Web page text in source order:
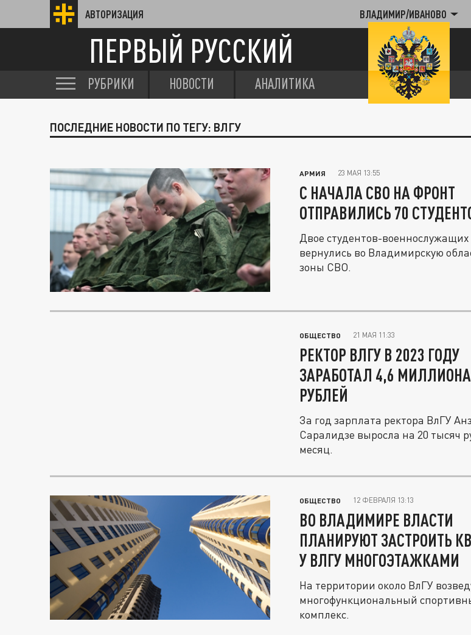
АВТОРИЗАЦИЯ ВЛАДИМИР/ИВАНОВО
ПЕРВЫЙ РУССКИЙ
РУБРИКИ НОВОСТИ АНАЛИТИКА
ПОСЛЕДНИЕ НОВОСТИ ПО ТЕГУ: ВЛГУ
АРМИЯ 23 МАЯ 13:55
С НАЧАЛА СВО НА ФРОНТ
ОТПРАВИЛИСЬ 70
Двое студентов-военнослужащих
вернулись во Владимирскую
зоны СВО.
ОБЩЕСТВО 21 МАЯ 11:33
РЕКТОР ВЛГУ В 2023 ГОДУ
ЗАРАБОТАЛ 4,6 МИЛЛИОНА
РУБЛЕЙ
За год зарплата ректора ВлГУ
Саралидзе выросла на 20 тысяч
месяц.
ОБЩЕСТВО 12 ФЕВРАЛЯ 13:13
ВО ВЛАДИМИРЕ ВЛАСТИ
ПЛАНИРУЮТ ЗАСТРОИТЬ
У ВЛГУ МНОГОЭТАЖКАМИ
На территории около ВлГУ
многофункциональный
комплекс.